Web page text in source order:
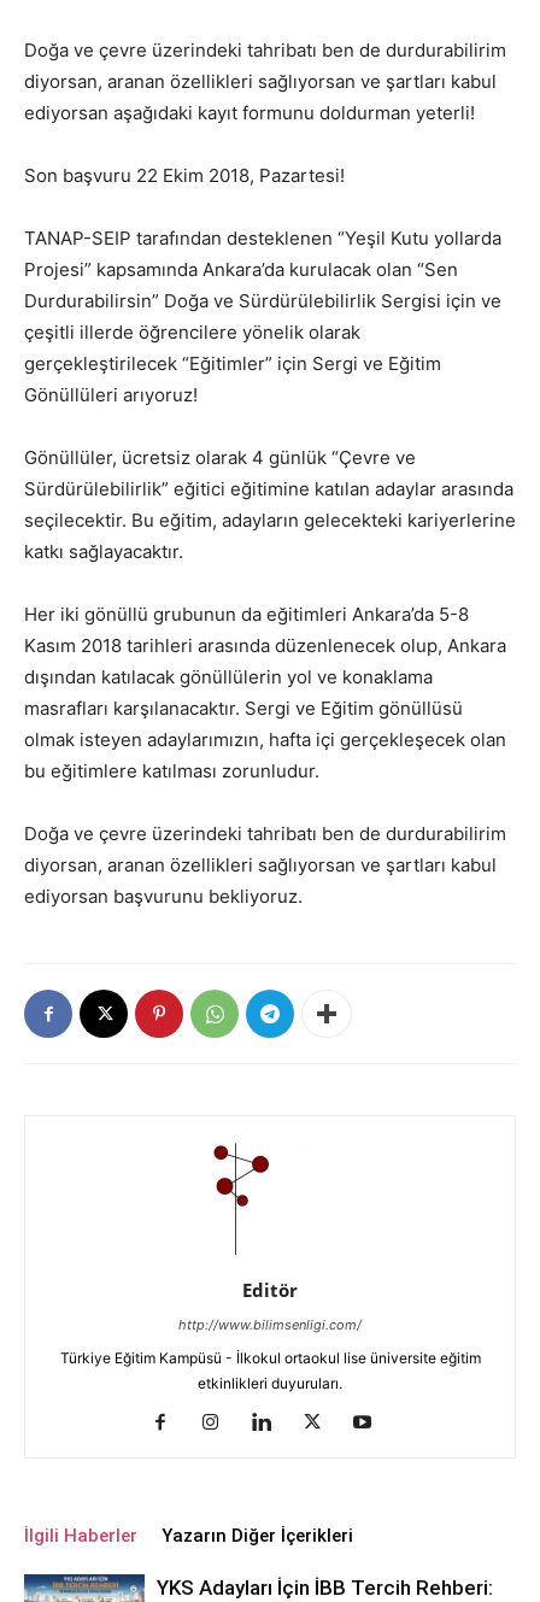
Doğa ve çevre üzerindeki tahribatı ben de durdurabilirim
diyorsan, aranan özellikleri sağlıyorsan ve şartları kabul
ediyorsan aşağıdaki kayıt formunu doldurman yeterli!
Son başvuru 22 Ekim 2018, Pazartesi!
TANAP-SEIP tarafından desteklenen “Yeşil Kutu yollarda
Projesi” kapsamında Ankara’da kurulacak olan “Sen
Durdurabilirsin” Doğa ve Sürdürülebilirlik Sergisi için ve
çeşitli illerde öğrencilere yönelik olarak
gerçekleştirilecek “Eğitimler” için Sergi ve Eğitim
Gönüllüleri arıyoruz!
Gönüllüler, ücretsiz olarak 4 günlük “Çevre ve
Sürdürülebilirlik” eğitici eğitimine katılan adaylar arasında
seçilecektir. Bu eğitim, adayların gelecekteki kariyerlerine
katkı sağlayacaktır.
Her iki gönüllü grubunun da eğitimleri Ankara’da 5-8
Kasım 2018 tarihleri arasında düzenlenecek olup, Ankara
dışından katılacak gönüllülerin yol ve konaklama
masrafları karşılanacaktır. Sergi ve Eğitim gönüllüsü
olmak isteyen adaylarımızın, hafta içi gerçekleşecek olan
bu eğitimlere katılması zorunludur.
Doğa ve çevre üzerindeki tahribatı ben de durdurabilirim
diyorsan, aranan özellikleri sağlıyorsan ve şartları kabul
ediyorsan başvurunu bekliyoruz.
Editör
http://www.bilimsenligi.com/
Türkiye Eğitim Kampüsü - İlkokul ortaokul lise üniversite eğitim
etkinlikleri duyuruları.
İlgili Haberler Yazarın Diğer İçerikleri
YKS Adayları İçin İBB Tercih Rehberi: